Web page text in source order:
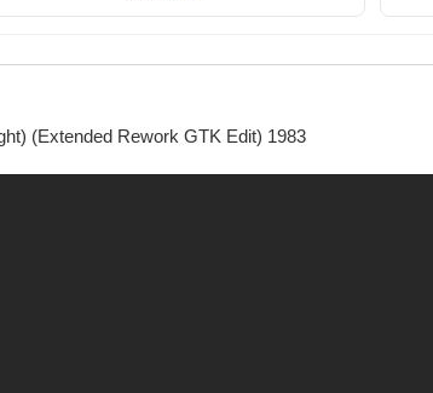
(Extended Rework GTK Edit) 1983